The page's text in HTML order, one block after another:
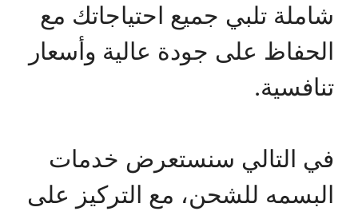
شاملة تلبي جميع احتياجاتك مع
الحفاظ على جودة عالية وأسعار
تنافسية.
في التالي سنستعرض خدمات
البسمه للشحن، مع التركيز على